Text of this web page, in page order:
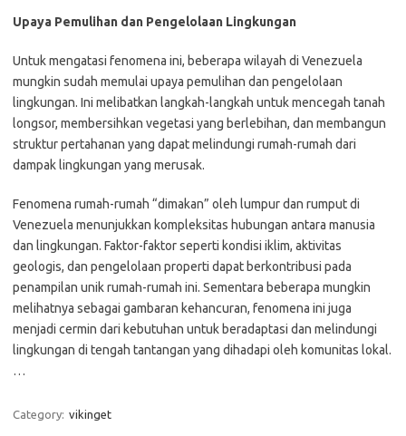
Upaya Pemulihan dan Pengelolaan Lingkungan
Untuk mengatasi fenomena ini, beberapa wilayah di Venezuela
mungkin sudah memulai upaya pemulihan dan pengelolaan
lingkungan. Ini melibatkan langkah-langkah untuk mencegah tanah
longsor, membersihkan vegetasi yang berlebihan, dan membangun
struktur pertahanan yang dapat melindungi rumah-rumah dari
dampak lingkungan yang merusak.
Fenomena rumah-rumah “dimakan” oleh lumpur dan rumput di
Venezuela menunjukkan kompleksitas hubungan antara manusia
dan lingkungan. Faktor-faktor seperti kondisi iklim, aktivitas
geologis, dan pengelolaan properti dapat berkontribusi pada
penampilan unik rumah-rumah ini. Sementara beberapa mungkin
melihatnya sebagai gambaran kehancuran, fenomena ini juga
menjadi cermin dari kebutuhan untuk beradaptasi dan melindungi
lingkungan di tengah tantangan yang dihadapi oleh komunitas lokal.
…
Category: vikinget